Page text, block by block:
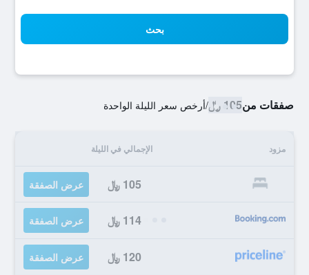
بحث
صفقات من105 ﷼ /أرخص سعر الليلة الواحدة
مزود الإجمالي في الليلة
105 ﷼ عرض الصفقة
114 ﷼ عرض الصفقة
120 ﷼ عرض الصفقة